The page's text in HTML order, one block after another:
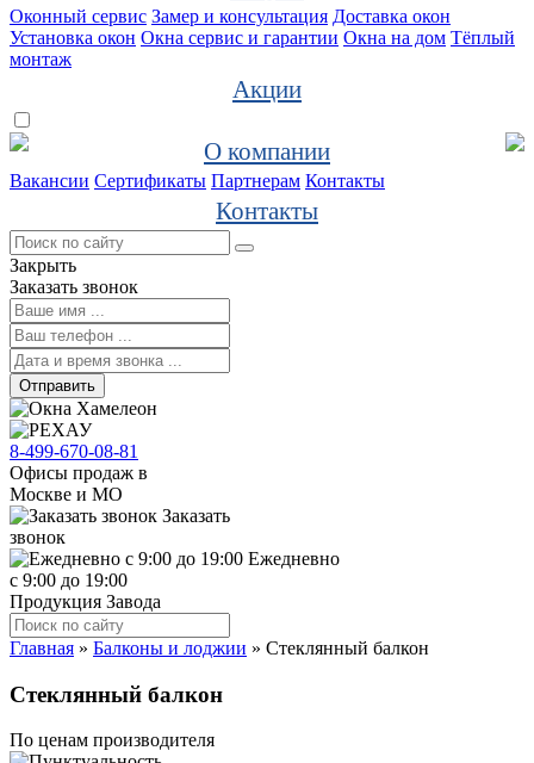
Оконный сервис Замер и консультация Доставка окон
Установка окон Окна сервис и гарантии Окна на дом Тёплый
монтаж
Акции
О компании
Вакансии Сертификаты Партнерам Контакты
Контакты
Закрыть
Заказать звонок
Отправить
8-499-670-08-81
Офисы продаж в
Москве и МО
Заказать
звонок
Ежедневно
с 9:00 до 19:00
Продукция Завода
Главная » Балконы и лоджии » Стеклянный балкон
Стеклянный балкон
По ценам производителя